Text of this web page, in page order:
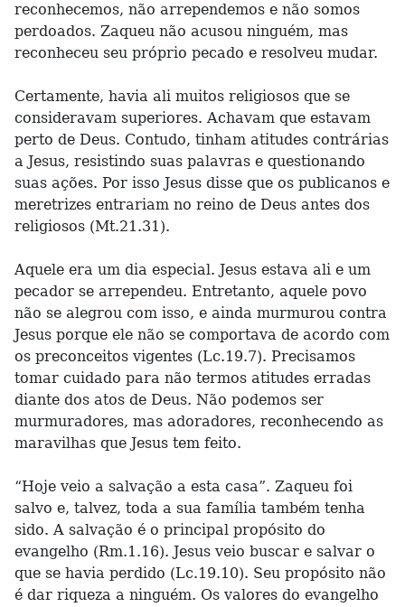
reconhecemos, não arrependemos e não somos
perdoados. Zaqueu não acusou ninguém, mas
reconheceu seu próprio pecado e resolveu mudar.
Certamente, havia ali muitos religiosos que se
consideravam superiores. Achavam que estavam
perto de Deus. Contudo, tinham atitudes contrárias
a Jesus, resistindo suas palavras e questionando
suas ações. Por isso Jesus disse que os publicanos e
meretrizes entrariam no reino de Deus antes dos
religiosos (Mt.21.31).
Aquele era um dia especial. Jesus estava ali e um
pecador se arrependeu. Entretanto, aquele povo
não se alegrou com isso, e ainda murmurou contra
Jesus porque ele não se comportava de acordo com
os preconceitos vigentes (Lc.19.7). Precisamos
tomar cuidado para não termos atitudes erradas
diante dos atos de Deus. Não podemos ser
murmuradores, mas adoradores, reconhecendo as
maravilhas que Jesus tem feito.
“Hoje veio a salvação a esta casa”. Zaqueu foi
salvo e, talvez, toda a sua família também tenha
sido. A salvação é o principal propósito do
evangelho (Rm.1.16). Jesus veio buscar e salvar o
que se havia perdido (Lc.19.10). Seu propósito não
é dar riqueza a ninguém. Os valores do evangelho